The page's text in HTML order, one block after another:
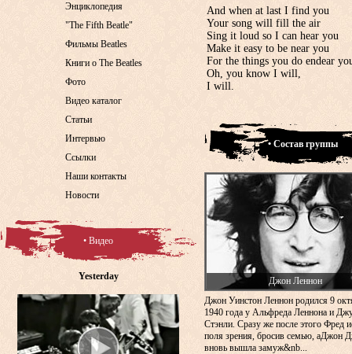
And when at last I find you
Your song will fill the air
Sing it loud so I can hear you
Make it easy to be near you
For the things you do endear
Oh, you know I will,
I will.
• Состав группы
Джон Леннон
Джон Уинстон Леннон родился 9
1940 года у Альфреда Леннона и
Стэнли. Сразу же после этого Фред
поля зрения, бросив семью, аДжон
вновь вышла замуж&nb...
Энциклопедия
"The Fifth Beatle"
Фильмы Beatles
Книги о The Beatles
Фото
Видео каталог
Статьи
Интервью
Ссылки
Наши контакты
Новости
• Видео
Yesterday